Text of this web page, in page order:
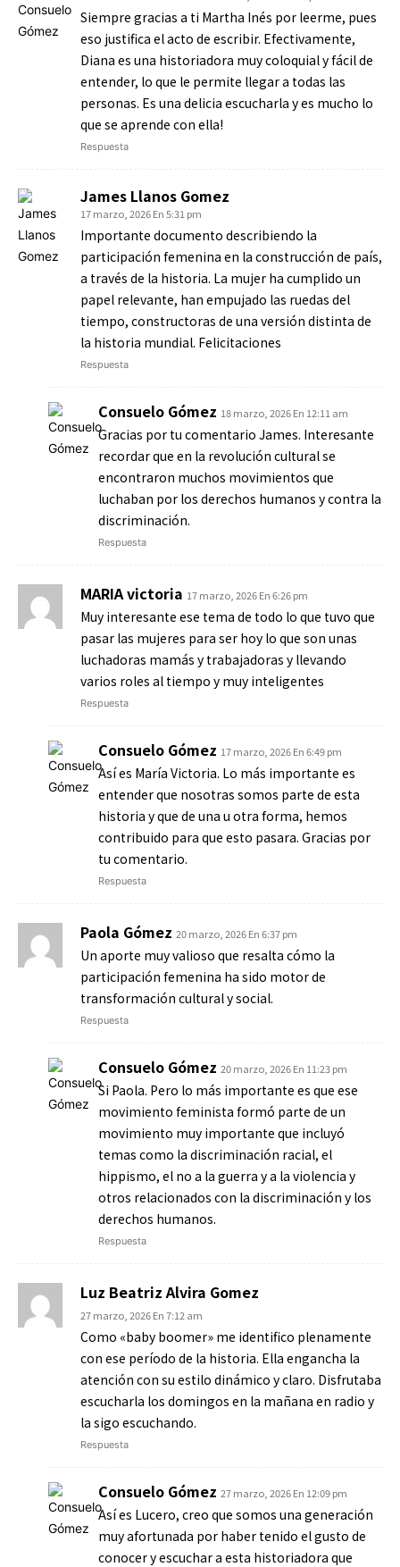
Siempre gracias a ti Martha Inés por leerme, pues
eso justifica el acto de escribir. Efectivamente,
Diana es una historiadora muy coloquial y fácil de
entender, lo que le permite llegar a todas las
personas. Es una delicia escucharla y es mucho lo
que se aprende con ella!
Respuesta
James Llanos Gomez
17 marzo, 2026 En 5:31 pm
Importante documento describiendo la
participación femenina en la construcción de país,
a través de la historia. La mujer ha cumplido un
papel relevante, han empujado las ruedas del
tiempo, constructoras de una versión distinta de
la historia mundial. Felicitaciones
Respuesta
Consuelo Gómez 18 marzo, 2026 En 12:11 am
Gracias por tu comentario James. Interesante
recordar que en la revolución cultural se
encontraron muchos movimientos que
luchaban por los derechos humanos y contra la
discriminación.
Respuesta
MARIA victoria 17 marzo, 2026 En 6:26 pm
Muy interesante ese tema de todo lo que tuvo que
pasar las mujeres para ser hoy lo que son unas
luchadoras mamás y trabajadoras y llevando
varios roles al tiempo y muy inteligentes
Respuesta
Consuelo Gómez 17 marzo, 2026 En 6:49 pm
Así es María Victoria. Lo más importante es
entender que nosotras somos parte de esta
historia y que de una u otra forma, hemos
contribuido para que esto pasara. Gracias por
tu comentario.
Respuesta
Paola Gómez 20 marzo, 2026 En 6:37 pm
Un aporte muy valioso que resalta cómo la
participación femenina ha sido motor de
transformación cultural y social.
Respuesta
Consuelo Gómez 20 marzo, 2026 En 11:23 pm
Si Paola. Pero lo más importante es que ese
movimiento feminista formó parte de un
movimiento muy importante que incluyó
temas como la discriminación racial, el
hippismo, el no a la guerra y a la violencia y
otros relacionados con la discriminación y los
derechos humanos.
Respuesta
Luz Beatriz Alvira Gomez
27 marzo, 2026 En 7:12 am
Como «baby boomer» me identifico plenamente
con ese período de la historia. Ella engancha la
atención con su estilo dinámico y claro. Disfrutaba
escucharla los domingos en la mañana en radio y
la sigo escuchando.
Respuesta
Consuelo Gómez 27 marzo, 2026 En 12:09 pm
Así es Lucero, creo que somos una generación
muy afortunada por haber tenido el gusto de
conocer y escuchar a esta historiadora que